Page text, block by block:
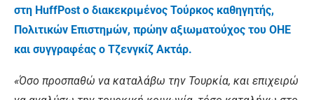
στη HuffPost ο διακεκριμένος Τούρκος καθηγητής,
Πολιτικών Επιστημών, πρώην αξιωματούχος του ΟΗΕ
και συγγραφέας ο Τζενγκίζ Ακτάρ.
«Όσο προσπαθώ να καταλάβω την Τουρκία, και επιχειρώ